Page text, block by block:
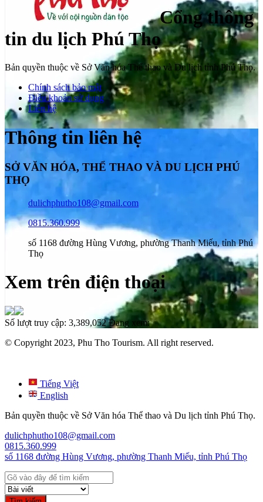
Cổng thông
tin du lịch Phú Thọ
Bản quyền thuộc về Sở Văn hóa Thể thao và Du lịch tỉnh Phú Thọ.
Chính sách bảo mật
Điều khoản sử dụng
Liên hệ
Thông tin liên hệ
SỞ VĂN HÓA, THỂ THAO VÀ DU LỊCH PHÚ
THỌ
dulichphutho108@gmail.com
0815.360.999
số 1168 đường Hùng Vương, phường Thanh Miếu, tỉnh Phú
Thọ
Xem trên điện thoại
Số lượt truy cập: 3,389,052Đang xem:
© Copyright 2023, Phu Tho Tourism. All right reserved.
Tiếng Việt
English
Bản quyền thuộc về Sở Văn hóa Thể thao và Du lịch tỉnh Phú Thọ.
dulichphutho108@gmail.com
0815.360.999
số 1168 đường Hùng Vương, phường Thanh Miếu, tỉnh Phú Thọ